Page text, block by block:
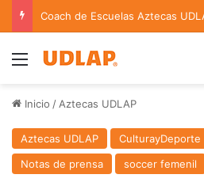
Menu
Inicio / Aztecas UDLAP
Aztecas UDLAP CulturayDeporte
Notas de prensa
soccer femenil